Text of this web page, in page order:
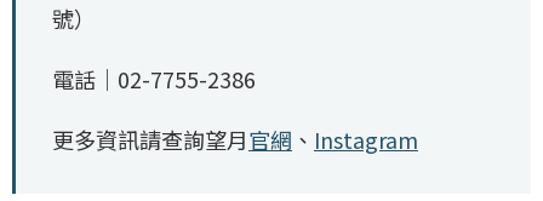
號）
電話｜02-7755-2386
更多資訊請查詢望月官網 、 Instagram